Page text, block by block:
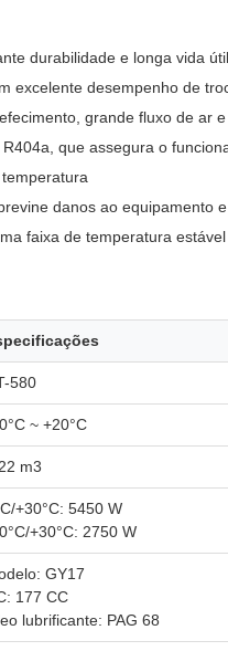
durabilidade e longa vida
desempenho de
grande fluxo de ar
que assegura o
danos ao equipamento
faixa de temperatura
580
~ +20°C
m3
+30°C: 5450 W
+30°C: 2750 W
GY17
177 CC
lubrificante: PAG 68